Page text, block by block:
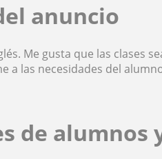
anuncio
Me gusta que las clases
a las necesidades del
de alumnos